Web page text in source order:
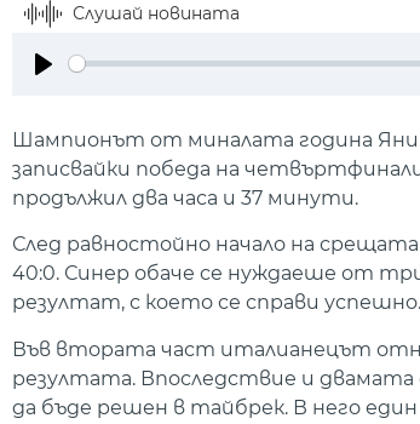
Слушай новината
Шампионът от миналата година
записвайки победа на
продължил два часа и 37 минути.
След равностойно начало на
40:0. Синер обаче се нуждаеше от
резултат, с което се справи успешно.
Във втората част италианецът
резултата. Впоследствие и двамата
да бъде решен в тайбрек. В него